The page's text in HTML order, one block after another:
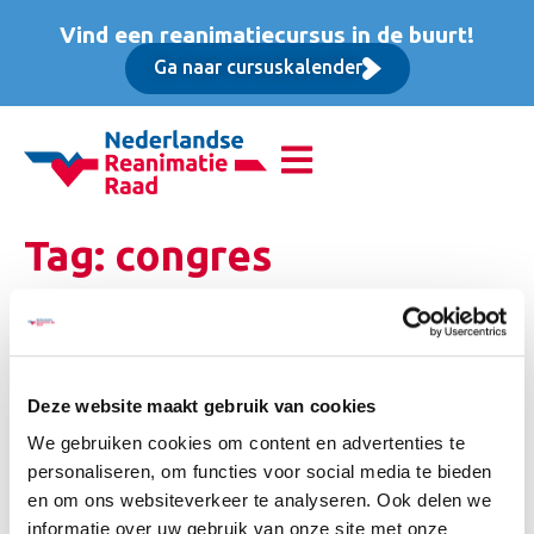
Deze website maakt gebruik van cookies
We gebruiken cookies om content en advertenties te
personaliseren, om functies voor social media te bieden
en om ons websiteverkeer te analyseren. Ook delen we
informatie over uw gebruik van onze site met onze
Vind een reanimatiecursus in de buurt!
Ga naar cursuskalender
Tag: congres
Save the Date! Reanimatie congres –